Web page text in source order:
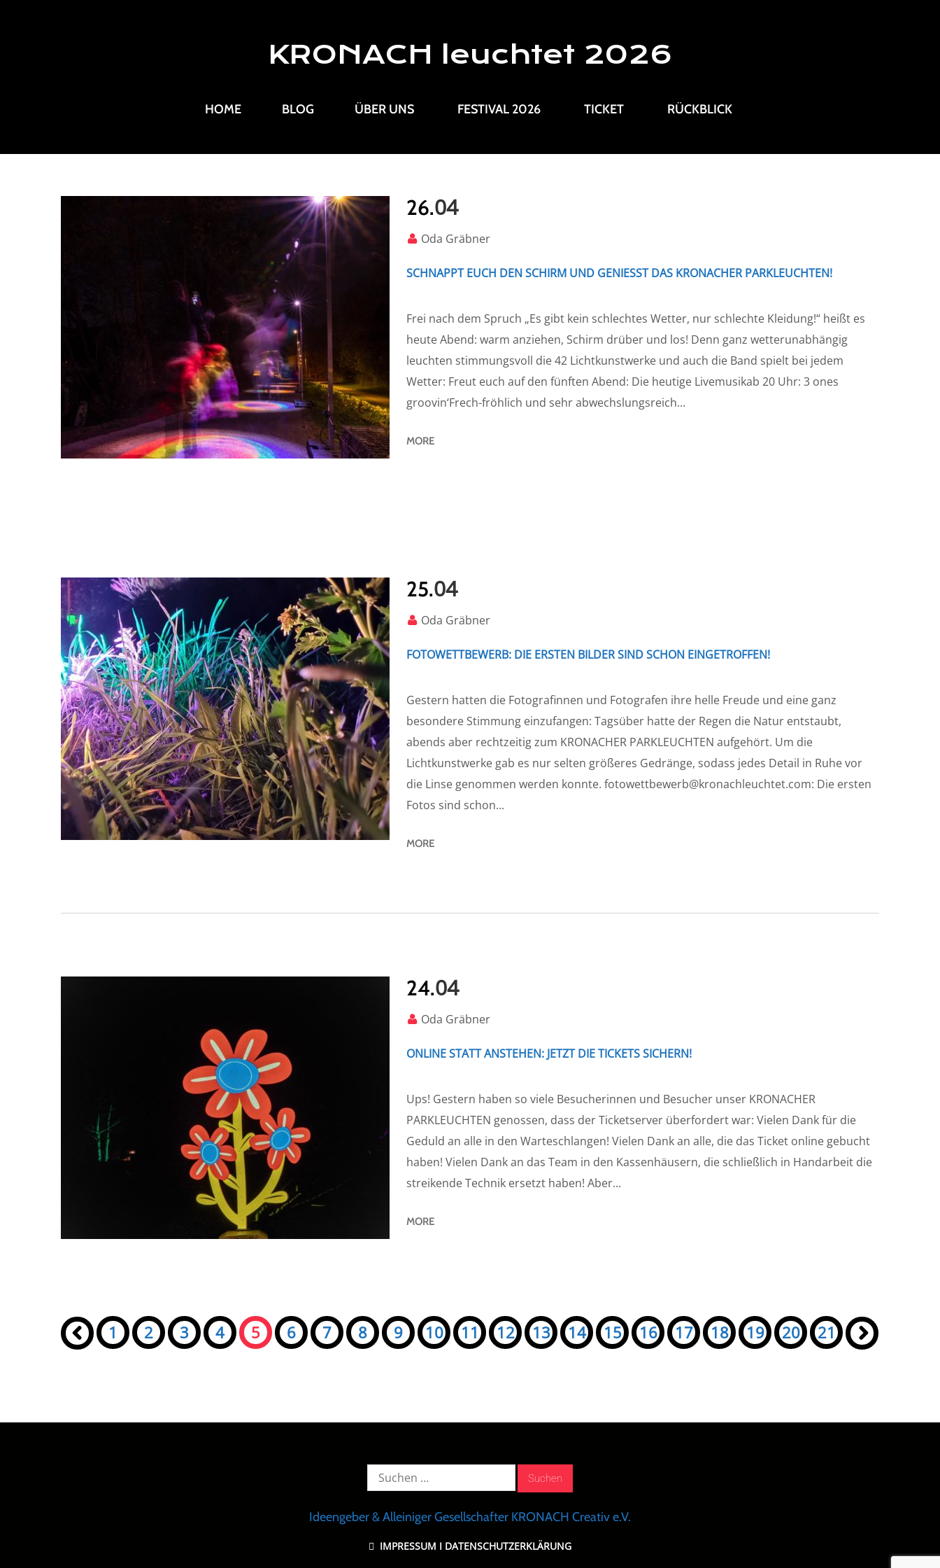
KRONACH leuchtet 2026
HOME BLOG ÜBER UNS FESTIVAL 2026 TICKET RÜCKBLICK
26.04
Oda Gräbner
SCHNAPPT EUCH DEN SCHIRM UND GENIESST DAS KRONACHER PARKLEUCHTEN!
Frei nach dem Spruch „Es gibt kein schlechtes Wetter, nur schlechte Kleidung!“ heißt es
heute Abend: warm anziehen, Schirm drüber und los! Denn ganz wetterunabhängig
leuchten stimmungsvoll die 42 Lichtkunstwerke und auch die Band spielt bei jedem
Wetter: Freut euch auf den fünften Abend: Die heutige Livemusikab 20 Uhr: 3 ones
groovin‘Frech-fröhlich und sehr abwechslungsreich...
MORE
25.04
Oda Gräbner
FOTOWETTBEWERB: DIE ERSTEN BILDER SIND SCHON EINGETROFFEN!
Gestern hatten die Fotografinnen und Fotografen ihre helle Freude und eine ganz
besondere Stimmung einzufangen: Tagsüber hatte der Regen die Natur entstaubt,
abends aber rechtzeitig zum KRONACHER PARKLEUCHTEN aufgehört. Um die
Lichtkunstwerke gab es nur selten größeres Gedränge, sodass jedes Detail in Ruhe vor
die Linse genommen werden konnte. fotowettbewerb@kronachleuchtet.com: Die ersten
Fotos sind schon...
MORE
24.04
Oda Gräbner
ONLINE STATT ANSTEHEN: JETZT DIE TICKETS SICHERN!
Ups! Gestern haben so viele Besucherinnen und Besucher unser KRONACHER
PARKLEUCHTEN genossen, dass der Ticketserver überfordert war: Vielen Dank für die
Geduld an alle in den Warteschlangen! Vielen Dank an alle, die das Ticket online gebucht
haben! Vielen Dank an das Team in den Kassenhäusern, die schließlich in Handarbeit die
streikende Technik ersetzt haben! Aber...
MORE
Seiten:
« 1 2 3 4 5 6 7 8 9 10 11 12 13 14 15 16 17 18 19 20 21 »
Suche
Ideengeber & Alleiniger Gesellschafter KRONACH Creativ e.V.
IMPRESSUM I DATENSCHUTZERKLÄRUNG